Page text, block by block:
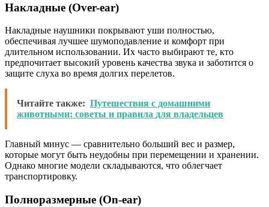
Накладные (Over-ear)
Накладные наушники покрывают уши полностью,
обеспечивая лучшее шумоподавление и комфорт при
длительном использовании. Их часто выбирают те, кто
предпочитает высокий уровень качества звука и заботится о
защите слуха во время долгих перелетов.
Читайте также: Путешествия с домашними
животными: советы и правила для владельцев
Главный минус — сравнительно больший вес и размер,
которые могут быть неудобны при перемещении и хранении.
Однако многие модели складываются, что облегчает
транспортировку.
Полноразмерные (On-ear)